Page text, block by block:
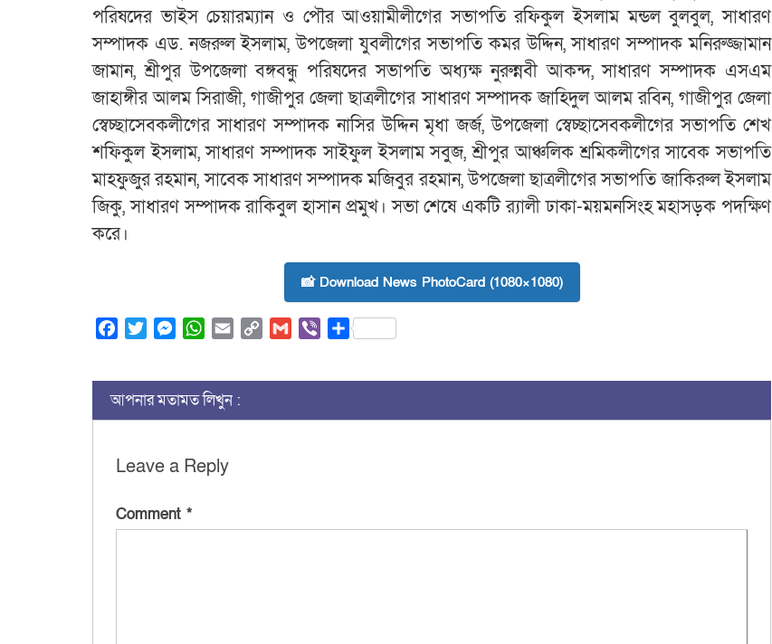
পরিষদের ভাইস চেয়ারম্যান ও পৌর আওয়ামীলীগের সভাপতি রফিকুল ইসলাম মন্ডল বুলবুল, সাধারণ
সম্পাদক এড. নজরুল ইসলাম, উপজেলা যুবলীগের সভাপতি কমর উদ্দিন, সাধারণ সম্পাদক মনিরুজ্জামান
জামান, শ্রীপুর উপজেলা বঙ্গবন্ধু পরিষদের সভাপতি অধ্যক্ষ নুরুন্নবী আকন্দ, সাধারণ সম্পাদক এসএম
জাহাঙ্গীর আলম সিরাজী, গাজীপুর জেলা ছাত্রলীগের সাধারণ সম্পাদক জাহিদুল আলম রবিন, গাজীপুর জেলা
স্বেচ্ছাসেবকলীগের সাধারণ সম্পাদক নাসির উদ্দিন মৃধা জর্জ, উপজেলা স্বেচ্ছাসেবকলীগের সভাপতি শেখ
শফিকুল ইসলাম, সাধারণ সম্পাদক সাইফুল ইসলাম সবুজ, শ্রীপুর আঞ্চলিক শ্রমিকলীগের সাবেক সভাপতি
মাহফুজুর রহমান, সাবেক সাধারণ সম্পাদক মজিবুর রহমান, উপজেলা ছাত্রলীগের সভাপতি জাকিরুল ইসলাম
জিকু, সাধারণ সম্পাদক রাকিবুল হাসান প্রমুখ। সভা শেষে একটি র‌্যালী ঢাকা-ময়মনসিংহ মহাসড়ক পদক্ষিণ
করে।
📸 Download News PhotoCard (1080×1080)
FacebookTwitterMessenger
WhatsApp
Email Copy
Gmail ViberShare
আপনার মতামত লিখুন :
Leave a Reply
Comment *